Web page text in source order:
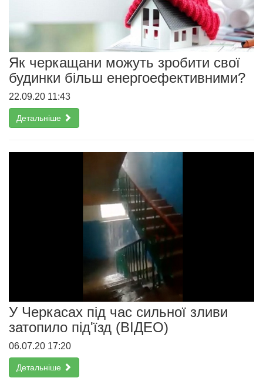
Як черкащани можуть зробити свої
будинки більш енергоефективними?
22.09.20 11:43
Детальніше
У Черкасах під час сильної зливи
затопило під'їзд (ВІДЕО)
06.07.20 17:20
Детальніше